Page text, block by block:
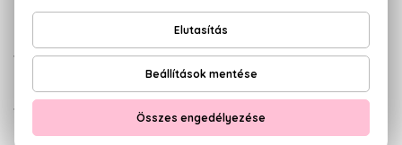
1.5. Fizetés
Saferpay-en keresztül: előre fizetve bankkártyával - az
internetes fizetési mód
ingyenes